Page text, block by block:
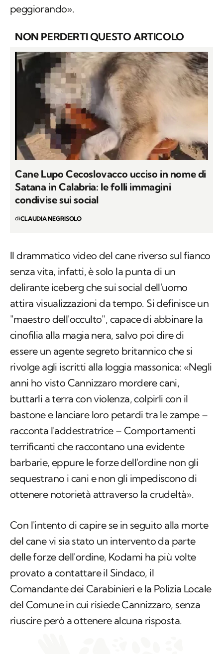
peggiorando».
NON PERDERTI QUESTO ARTICOLO
Cane Lupo Cecoslovacco ucciso in nome di
Satana in Calabria: le folli immagini
condivise sui social
diCLAUDIA NEGRISOLO
Il drammatico video del cane riverso sul fianco
senza vita, infatti, è solo la punta di un
delirante iceberg che sui social dell'uomo
attira visualizzazioni da tempo. Si definisce un
"maestro dell'occulto", capace di abbinare la
cinofilia alla magia nera, salvo poi dire di
essere un agente segreto britannico che si
rivolge agli iscritti alla loggia massonica: «Negli
anni ho visto Cannizzaro mordere cani,
buttarli a terra con violenza, colpirli con il
bastone e lanciare loro petardi tra le zampe –
racconta l'addestratrice – Comportamenti
terrificanti che raccontano una evidente
barbarie, eppure le forze dell'ordine non gli
sequestrano i cani e non gli impediscono di
ottenere notorietà attraverso la crudeltà».
Con l'intento di capire se in seguito alla morte
del cane vi sia stato un intervento da parte
delle forze dell'ordine, Kodami ha più volte
provato a contattare il Sindaco, il
Comandante dei Carabinieri e la Polizia Locale
del Comune in cui risiede Cannizzaro, senza
riuscire però a ottenere alcuna risposta.